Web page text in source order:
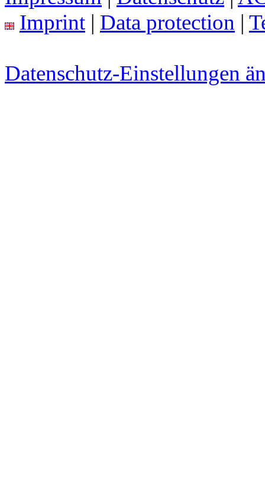
Imprint | Data protection |
Datenschutz-Einstellungen